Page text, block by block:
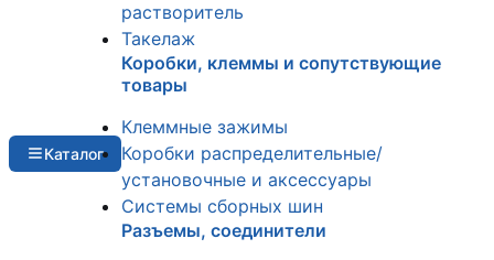
Каталог
растворитель
Такелаж
Коробки, клеммы и сопутствующие
товары
Клеммные зажимы
Коробки распределительные/
установочные и аксессуары
Системы сборных шин
Разъемы, соединители